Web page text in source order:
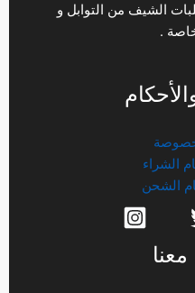
الشيف من التوابل و
.
الشراء
الشحن